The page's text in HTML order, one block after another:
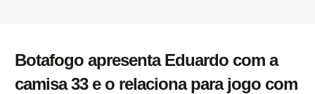
Botafogo apresenta Eduardo com a
camisa 33 e o relaciona para jogo com